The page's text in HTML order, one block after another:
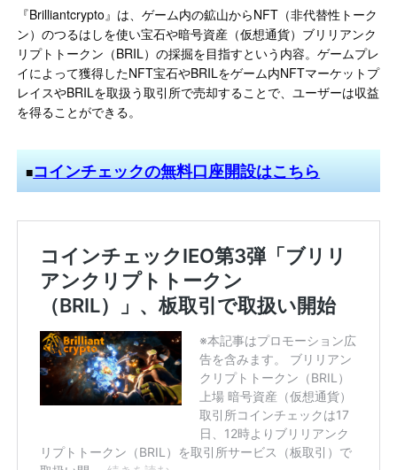
『Brilliantcrypto』は、ゲーム内の鉱山からNFT（非代替性トーク
ン）のつるはしを使い宝石や暗号資産（仮想通貨）ブリリアンク
リプトトークン（BRIL）の採掘を目指すという内容。ゲームプレ
イによって獲得したNFT宝石やBRILをゲーム内NFTマーケットプ
レイスやBRILを取扱う取引所で売却することで、ユーザーは収益
を得ることができる。
■コインチェックの無料口座開設はこちら